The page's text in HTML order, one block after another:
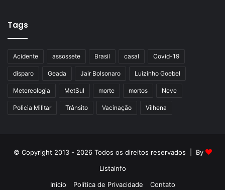
Tags
Acidente assossete Brasil casal Covid-19
disparo Geada Jair Bolsonaro Luizinho Goebel
Metereologia MetSul morte mortos Neve
Policia Militar Trânsito Vacinação Vilhena
© Copyright 2013 - 2026 Todos os direitos reservados | By
Listainfo
Inicio
Política de Privacidade Contato